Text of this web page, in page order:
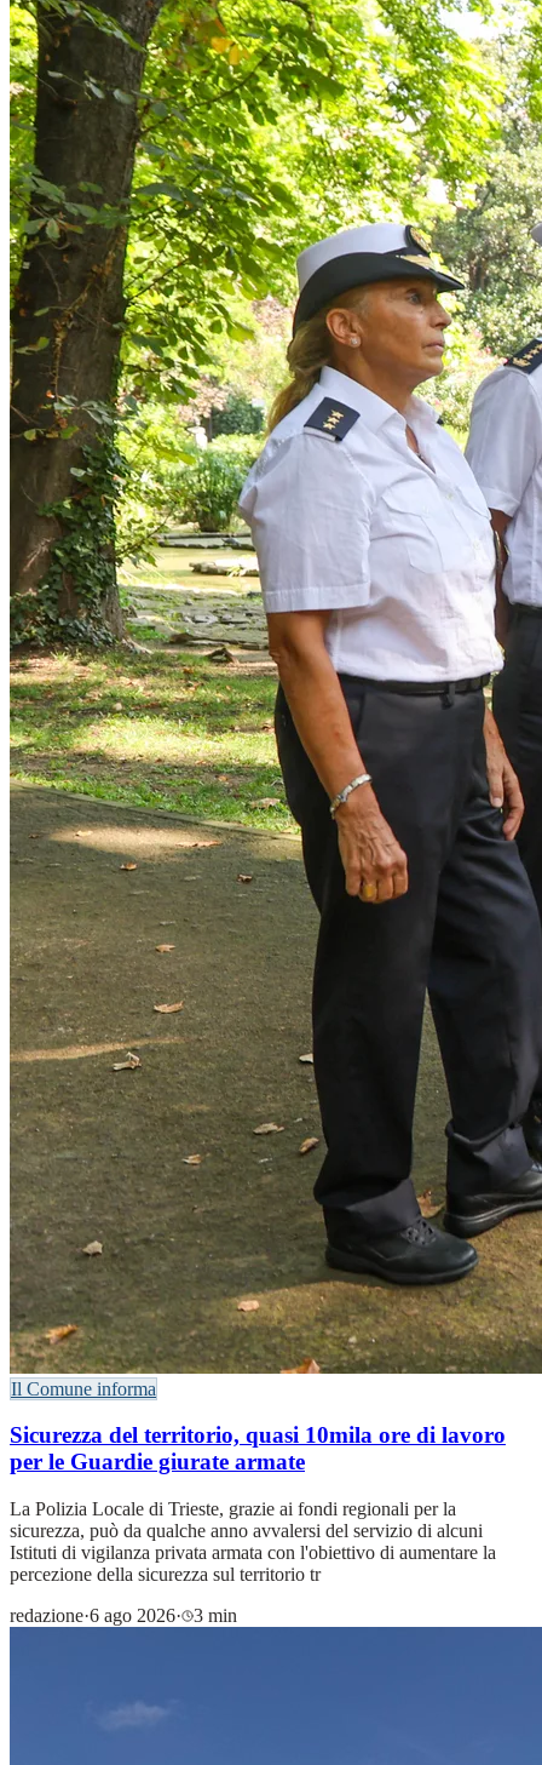
Il Comune informa
Sicurezza del territorio, quasi 10mila ore di lavoro
per le Guardie giurate armate
La Polizia Locale di Trieste, grazie ai fondi regionali per la
sicurezza, può da qualche anno avvalersi del servizio di alcuni
Istituti di vigilanza privata armata con l'obiettivo di aumentare la
percezione della sicurezza sul territorio tr
redazione·6 ago 2026· 3 min